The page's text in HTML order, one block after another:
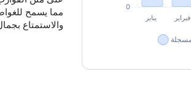
مما يسمح
والاستمتاع